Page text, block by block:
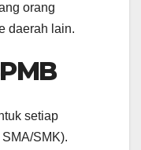
orang
daerah lain.
setiap
SMK).